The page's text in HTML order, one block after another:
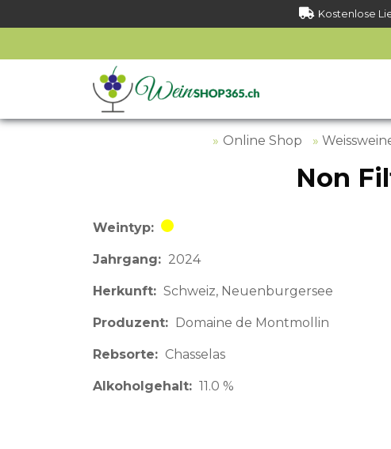
Kostenlose
Online Shop
Non
Weintyp Weisswein
Jahrgang 2024
Herkunft Schweiz Neuenburgersee
Produzent Domaine de Montmollin
Rebsorte Chasselas
Alkoholgehalt 11.0 %